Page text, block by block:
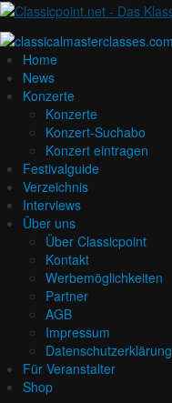
Home
News
Konzerte
Konzerte
Konzert-Suchabo
Konzert eintragen
Festivalguide
Verzeichnis
Interviews
Über uns
Über Classicpoint
Kontakt
Werbemöglichkeiten
Partner
AGB
Impressum
Datenschutzerklärung
Für Veranstalter
Shop